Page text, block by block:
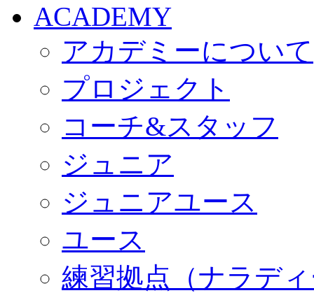
ACADEMY
アカデミーについて
プロジェクト
コーチ&スタッフ
ジュニア
ジュニアユース
ユース
練習拠点（ナラデ